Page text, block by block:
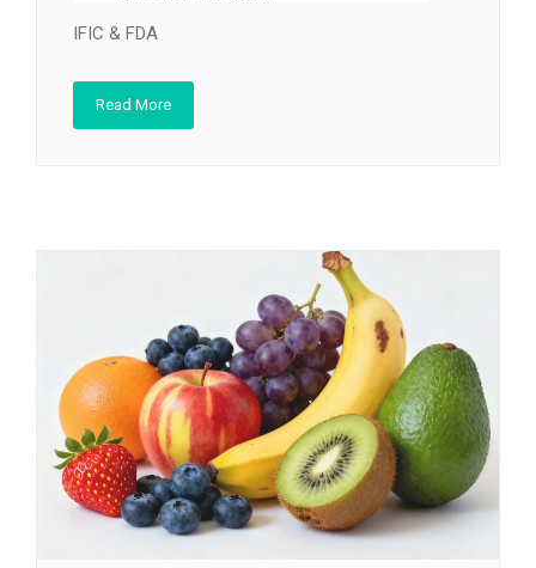
IFIC & FDA
Read More